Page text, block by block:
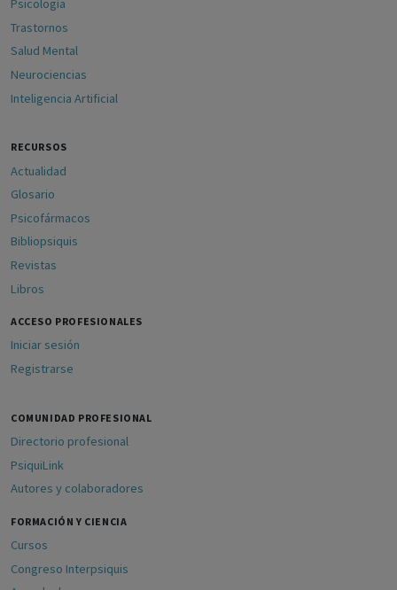
Psicología
Trastornos
Salud Mental
Neurociencias
Inteligencia Artificial
RECURSOS
Actualidad
Glosario
Psicofármacos
Bibliopsiquis
Revistas
Libros
ACCESO PROFESIONALES
Iniciar sesión
Registrarse
COMUNIDAD PROFESIONAL
Directorio profesional
PsiquiLink
Autores y colaboradores
FORMACIÓN Y CIENCIA
Cursos
Congreso Interpsiquis